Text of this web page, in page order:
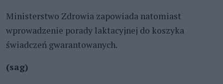
Ministerstwo Zdrowia zapowiada natomiast
wprowadzenie porady laktacyjnej do koszyka
świadczeń gwarantowanych.
(sag)